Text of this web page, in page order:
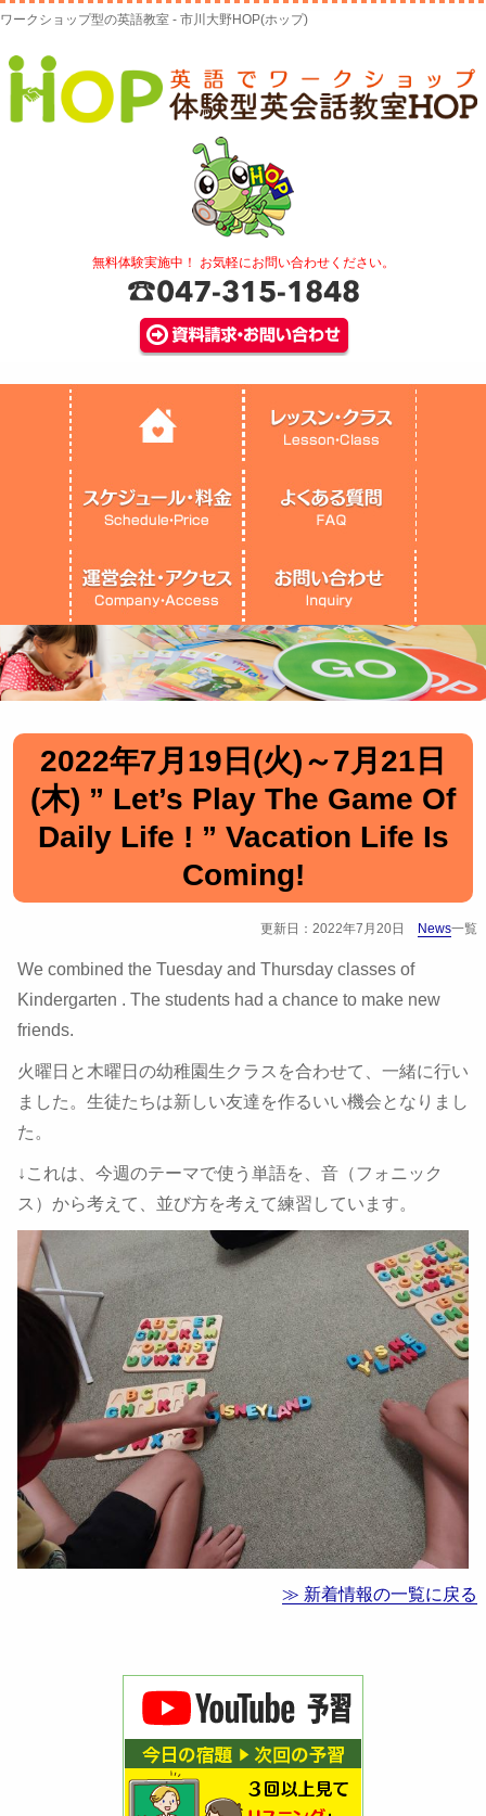
ワークショップ型の英語教室 - 市川大野HOP(ホップ)
無料体験実施中！ お気軽にお問い合わせください。
2022年7月19日(火)～7月21日
(木) ” Let’s Play The Game Of
Daily Life ! ” Vacation Life Is
Coming!
更新日：2022年7月20日 News一覧
We combined the Tuesday and Thursday classes of
Kindergarten . The students had a chance to make new
friends.
火曜日と木曜日の幼稚園生クラスを合わせて、一緒に行い
ました。生徒たちは新しい友達を作るいい機会となりまし
た。
↓これは、今週のテーマで使う単語を、音（フォニック
ス）から考えて、並び方を考えて練習しています。
≫ 新着情報の一覧に戻る